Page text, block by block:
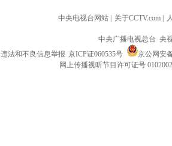
中央电视台网站 关于CCTV.com
中央广播电视总台 央
违法和不良信息举报 京ICP证060535号
京公网安
网上传播视听节目许可证号